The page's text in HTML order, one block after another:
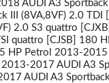
AUDI A3
III (8VA,8VF) 2.0
2.0 S3 quattro
quattro [CJSB] 180
HP Petrol 2013-2015
2013-2017 AUDI A3
AUDI A3